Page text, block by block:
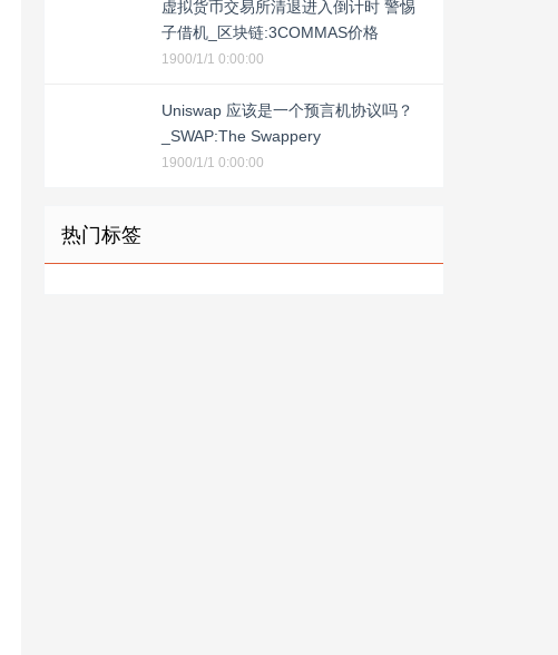
虚拟货币交易所清退进入倒计时 警惕
子借机_区块链:3COMMAS价格
1900/1/1 0:00:00
Uniswap 应该是一个预言机协议吗？
_SWAP:The Swappery
1900/1/1 0:00:00
热门标签